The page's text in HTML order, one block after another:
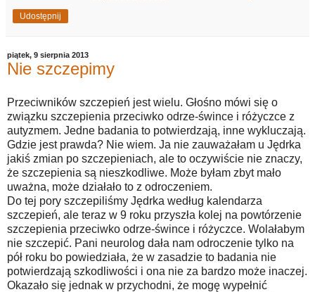
Udostępnij
piątek, 9 sierpnia 2013
Nie szczepimy
Przeciwników szczepień jest wielu. Głośno mówi się o
związku szczepienia przeciwko odrze-śwince i różyczce z
autyzmem. Jedne badania to potwierdzają, inne wykluczają.
Gdzie jest prawda? Nie wiem. Ja nie zauważałam u Jędrka
jakiś zmian po szczepieniach, ale to oczywiście nie znaczy,
że szczepienia są nieszkodliwe. Może byłam zbyt mało
uważna, może działało to z odroczeniem.
Do tej pory szczepiliśmy Jędrka według kalendarza
szczepień, ale teraz w 9 roku przyszła kolej na powtórzenie
szczepienia przeciwko odrze-śwince i różyczce. Wolałabym
nie szczepić. Pani neurolog dała nam odroczenie tylko na
pół roku bo powiedziała, że w zasadzie to badania nie
potwierdzają szkodliwości i ona nie za bardzo może inaczej.
Okazało się jednak w przychodni, że mogę wypełnić